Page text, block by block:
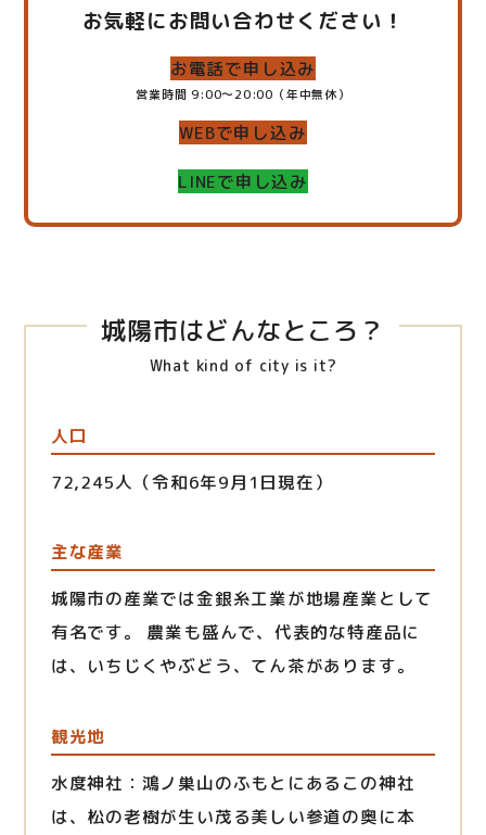
お気軽にお問い合わせください！
お電話で申し込み
営業時間 9:00～20:00（年中無休）
WEBで申し込み
LINEで申し込み
城陽市はどんなところ？
What kind of city is it?
人口
72,245人（令和6年9月1日現在）
主な産業
城陽市の産業では金銀糸工業が地場産業として
有名です。 農業も盛んで、代表的な特産品に
は、いちじくやぶどう、てん茶があります。
観光地
水度神社：鴻ノ巣山のふもとにあるこの神社
は、松の老樹が生い茂る美しい参道の奥に本